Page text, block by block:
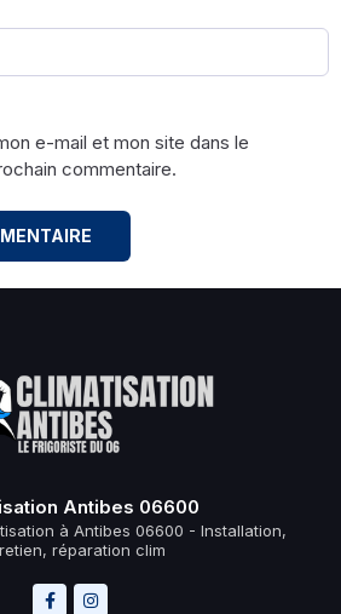
e-mail et mon site dans le
commentaire.
Antibes 06600
à Antibes 06600 - Installation,
réparation clim